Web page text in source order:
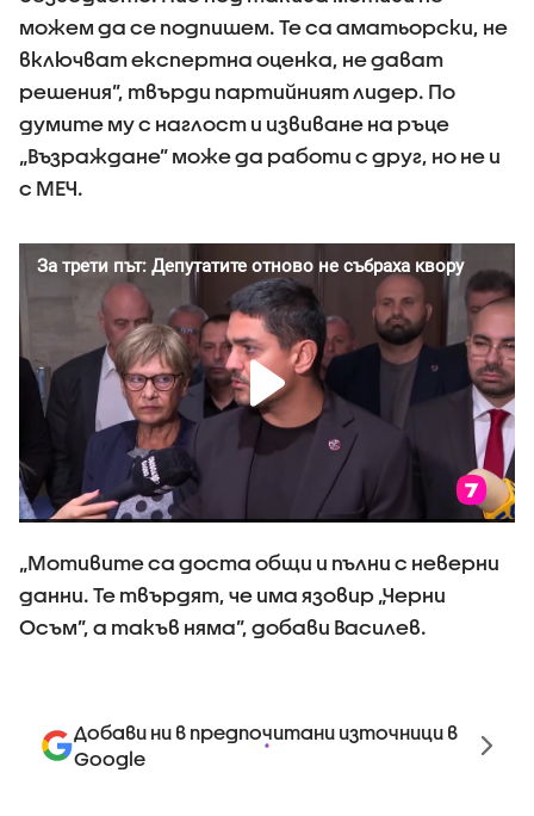
можем да се подпишем. Те са аматьорски, не
включват експертна оценка, не дават
решения”, твърди партийният лидер. По
думите му с наглост и извиване на ръце
„Възраждане” може да работи с друг, но не и
с МЕЧ.
„Мотивите са доста общи и пълни с неверни
данни. Те твърдят, че има язовир „Черни
Осъм”, а такъв няма”, добави Василев.
Добави ни в предпочитани източници в
Google